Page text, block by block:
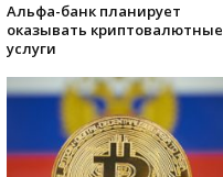
Альфа-банк планирует
оказывать криптовалютные
услуги